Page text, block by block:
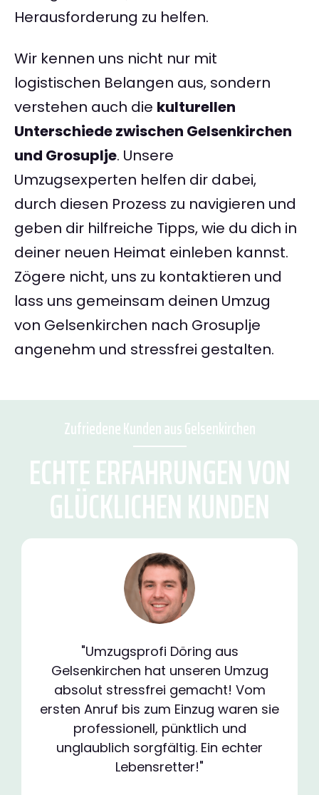
Herausforderung zu helfen.
Wir kennen uns nicht nur mit
logistischen Belangen aus, sondern
verstehen auch die kulturellen
Unterschiede zwischen Gelsenkirchen
und Grosuplje. Unsere
Umzugsexperten helfen dir dabei,
durch diesen Prozess zu navigieren und
geben dir hilfreiche Tipps, wie du dich in
deiner neuen Heimat einleben kannst.
Zögere nicht, uns zu kontaktieren und
lass uns gemeinsam deinen Umzug
von Gelsenkirchen nach Grosuplje
angenehm und stressfrei gestalten.
Zufriedene Kunden aus Gelsenkirchen
ECHTE ERFAHRUNGEN VON
GLÜCKLICHEN KUNDEN
"Umzugsprofi Döring aus
Gelsenkirchen hat unseren Umzug
absolut stressfrei gemacht! Vom
ersten Anruf bis zum Einzug waren sie
professionell, pünktlich und
unglaublich sorgfältig. Ein echter
Lebensretter!"